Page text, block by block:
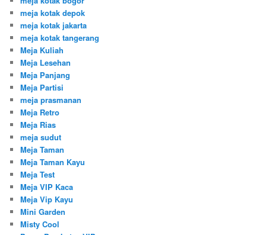
meja kotak depok
meja kotak jakarta
meja kotak tangerang
Meja Kuliah
Meja Lesehan
Meja Panjang
Meja Partisi
meja prasmanan
Meja Retro
Meja Rias
meja sudut
Meja Taman
Meja Taman Kayu
Meja Test
Meja VIP Kaca
Meja Vip Kayu
Mini Garden
Misty Cool